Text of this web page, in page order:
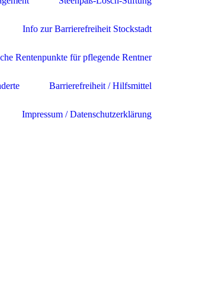
Info zur Barrierefreiheit Stockstadt
Rentenpunkte für pflegende Rentner
Barrierefreiheit / Hilfsmittel
Impressum / Datenschutzerklärung